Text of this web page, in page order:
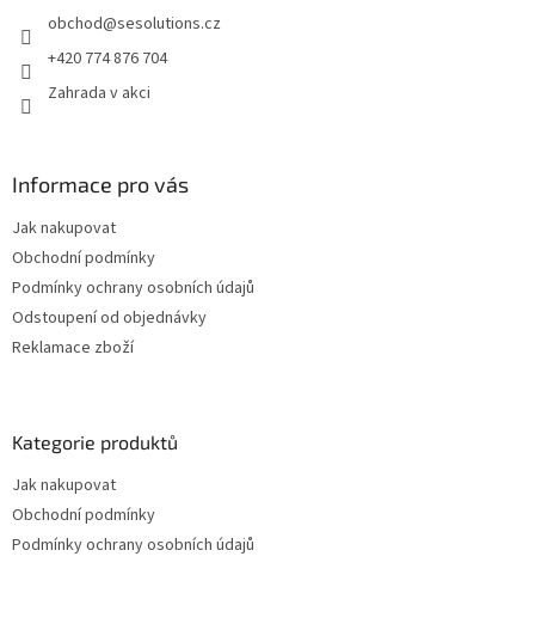
obchod@sesolutions.cz
+420 774 876 704
Zahrada v akci
Informace pro vás
Jak nakupovat
Obchodní podmínky
Podmínky ochrany osobních údajů
Odstoupení od objednávky
Reklamace zboží
Kategorie produktů
Jak nakupovat
Obchodní podmínky
Podmínky ochrany osobních údajů